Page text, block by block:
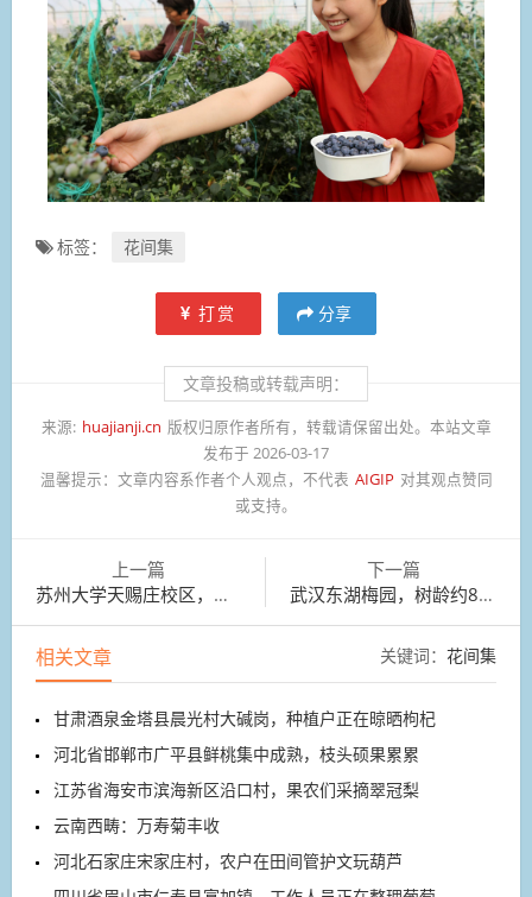
标签： 花间集
打赏 分享
文章投稿或转载声明：
来源: huajianji.cn 版权归原作者所有，转载请保留出处。本站文章
发布于 2026-03-17
温馨提示： 文章内容系作者个人观点，不代表 AIGIP 对其观点赞同
或支持。
上一篇
苏州大学天赐庄校区，一位女生怀抱书本走过香樟树荫
下一篇
武汉东湖梅园，树龄约800年的古美人梅繁花似锦
相关文章 关键词： 花间集
甘肃酒泉金塔县晨光村大碱岗，种植户正在晾晒枸杞
河北省邯郸市广平县鲜桃集中成熟，枝头硕果累累
江苏省海安市滨海新区沿口村，果农们采摘翠冠梨
云南西畴：万寿菊丰收
河北石家庄宋家庄村，农户在田间管护文玩葫芦